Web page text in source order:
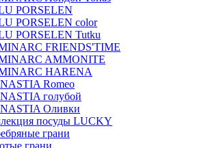
PORSELEN
PORSELEN color
PORSELEN Tutku
FRIENDS'TIME
AMMONITE
HARENA
Romeo
голубой
Оливки
посуды LUCKY
грани
грани